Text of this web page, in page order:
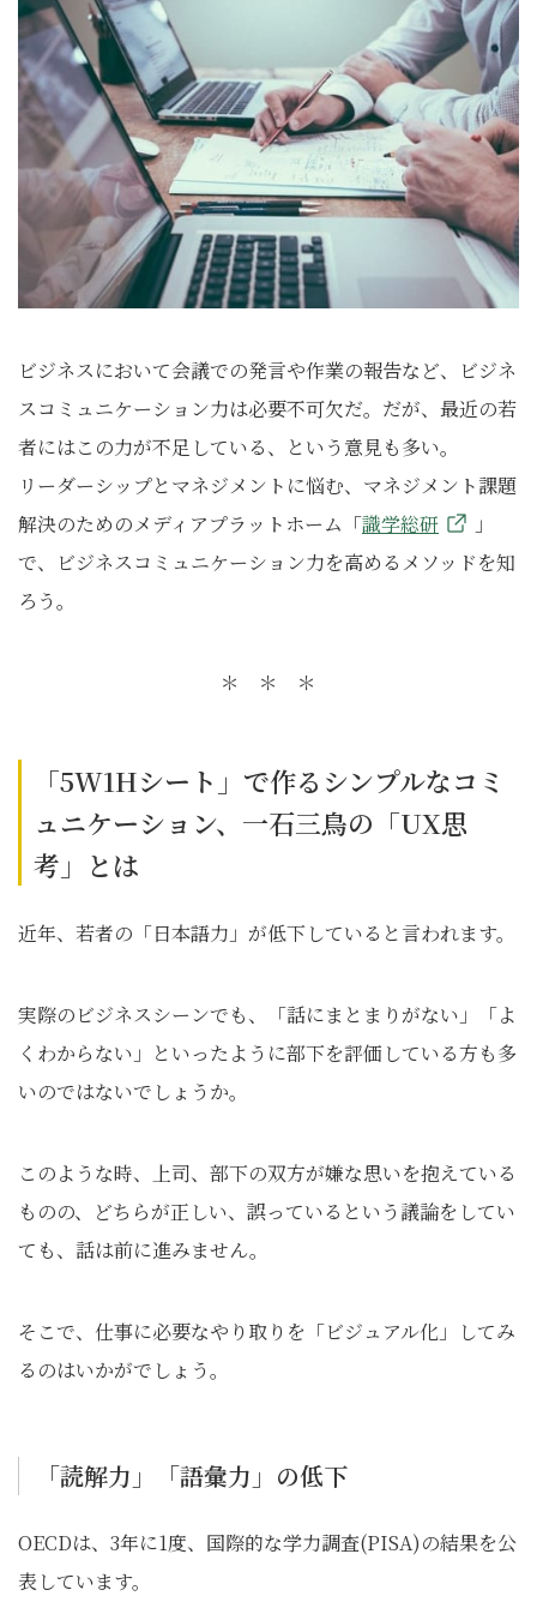
ビジネスにおいて会議での発言や作業の報告など、ビジネ
スコミュニケーション力は必要不可欠だ。だが、最近の若
者にはこの力が不足している、という意見も多い。
リーダーシップとマネジメントに悩む、マネジメント課題
解決のためのメディアプラットホーム「識学総研
」
で、ビジネスコミュニケーション力を高めるメソッドを知
ろう。
＊ ＊ ＊
「5W1Hシート」で作るシンプルなコミ
ュニケーション、一石三鳥の「UX思
考」とは
近年、若者の「日本語力」が低下していると言われます。
実際のビジネスシーンでも、「話にまとまりがない」「よ
くわからない」といったように部下を評価している方も多
いのではないでしょうか。
このような時、上司、部下の双方が嫌な思いを抱えている
ものの、どちらが正しい、誤っているという議論をしてい
ても、話は前に進みません。
そこで、仕事に必要なやり取りを「ビジュアル化」してみ
るのはいかがでしょう。
「読解力」「語彙力」の低下
OECDは、3年に1度、国際的な学力調査(PISA)の結果を公
表しています。